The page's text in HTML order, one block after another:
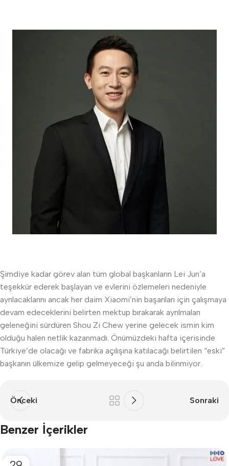
Şimdiye kadar görev alan tüm global başkanların Lei Jun’a
teşekkür ederek başlayan ve evlerini özlemeleri nedeniyle
ayrılacaklarını ancak her daim Xiaomi’nin başarıları için çalışmaya
devam edeceklerini belirten mektup bırakarak ayrılmaları
geleneğini sürdüren Shou Zi Chew yerine gelecek ismin kim
olduğu halen netlik kazanmadı. Önümüzdeki hafta içerisinde
Türkiye’de olacağı ve fabrika açılışına katılacağı belirtilen “eski”
başkanın ülkemize gelip gelmeyeceği şu anda bilinmiyor.
Önceki Sonraki
Benzer İçerikler